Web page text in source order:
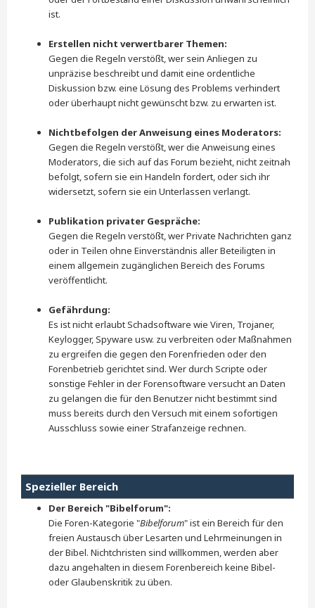
ist.
Erstellen nicht verwertbarer Themen:
Gegen die Regeln verstößt, wer sein Anliegen zu
unpräzise beschreibt und damit eine ordentliche
Diskussion bzw. eine Lösung des Problems verhindert
oder überhaupt nicht gewünscht bzw. zu erwarten ist.
Nichtbefolgen der Anweisung eines Moderators:
Gegen die Regeln verstößt, wer die Anweisung eines
Moderators, die sich auf das Forum bezieht, nicht zeitnah
befolgt, sofern sie ein Handeln fordert, oder sich ihr
widersetzt, sofern sie ein Unterlassen verlangt.
Publikation privater Gespräche:
Gegen die Regeln verstößt, wer Private Nachrichten ganz
oder in Teilen ohne Einverständnis aller Beteiligten in
einem allgemein zugänglichen Bereich des Forums
veröffentlicht.
Gefährdung:
Es ist nicht erlaubt Schadsoftware wie Viren, Trojaner,
Keylogger, Spyware usw. zu verbreiten oder Maßnahmen
zu ergreifen die gegen den Forenfrieden oder den
Forenbetrieb gerichtet sind. Wer durch Scripte oder
sonstige Fehler in der Forensoftware versucht an Daten
zu gelangen die für den Benutzer nicht bestimmt sind
muss bereits durch den Versuch mit einem sofortigen
Ausschluss sowie einer Strafanzeige rechnen.
Spezieller Bereich
Der Bereich "Bibelforum":
Die Foren-Kategorie "Bibelforum" ist ein Bereich für den
freien Austausch über Lesarten und Lehrmeinungen in
der Bibel. Nichtchristen sind willkommen, werden aber
dazu angehalten in diesem Forenbereich keine Bibel-
oder Glaubenskritik zu üben.